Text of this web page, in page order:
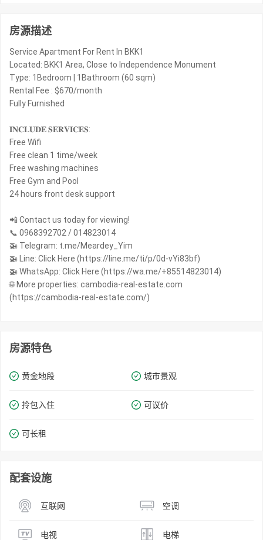
房源描述
Service Apartment For Rent In BKK1
Located: BKK1 Area, Close to Independence Monument
Type: 1Bedroom | 1Bathroom (60 sqm)
Rental Fee : $670/month
Fully Furnished
𝐈𝐍𝐂𝐋𝐔𝐃𝐄 𝐒𝐄𝐑𝐕𝐈𝐂𝐄𝐒:
Free Wifi
Free clean 1 time/week
Free washing machines
Free Gym and Pool
24 hours front desk support
📲 Contact us today for viewing!
📞 0968392702 / 014823014
🚁 Telegram: t.me/Meardey_Yim
🚁 Line: Click Here (https://line.me/ti/p/0d-vYi83bf)
🚁 WhatsApp: Click Here (https://wa.me/+85514823014)
🌐 More properties: cambodia-real-estate.com
(https://cambodia-real-estate.com/)
房源特色
黄金地段 城市景观
拎包入住 可议价
可长租
配套设施
互联网 空调
电视 电梯